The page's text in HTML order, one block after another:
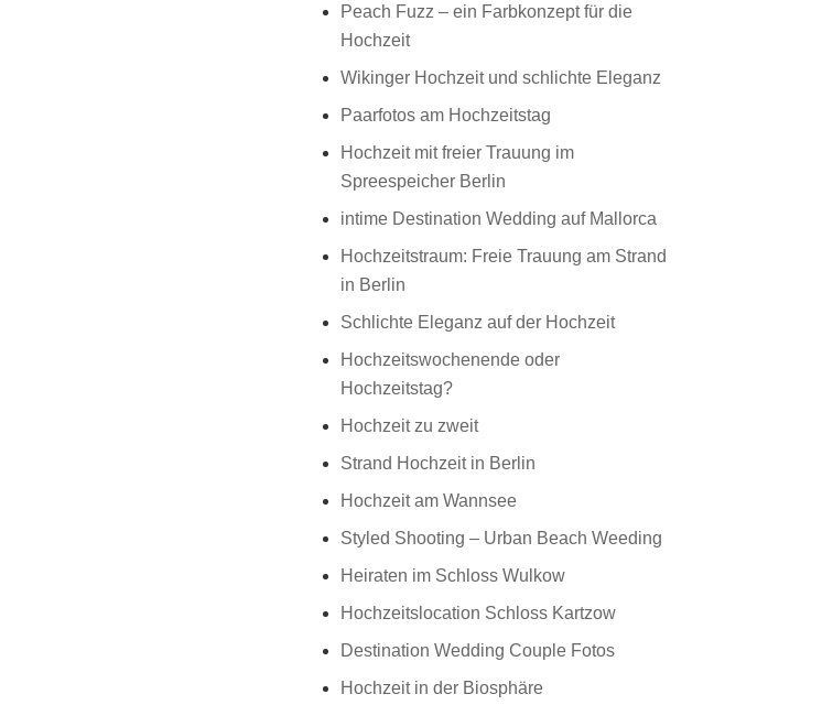
Peach Fuzz – ein Farbkonzept für die
Hochzeit
Wikinger Hochzeit und schlichte Eleganz
Paarfotos am Hochzeitstag
Hochzeit mit freier Trauung im
Spreespeicher Berlin
intime Destination Wedding auf Mallorca
Hochzeitstraum: Freie Trauung am Strand
in Berlin
Schlichte Eleganz auf der Hochzeit
Hochzeitswochenende oder
Hochzeitstag?
Hochzeit zu zweit
Strand Hochzeit in Berlin
Hochzeit am Wannsee
Styled Shooting – Urban Beach Weeding
Heiraten im Schloss Wulkow
Hochzeitslocation Schloss Kartzow
Destination Wedding Couple Fotos
Hochzeit in der Biosphäre